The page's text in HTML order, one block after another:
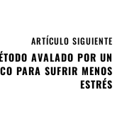
ARTÍCULO SIGUIENTE
AVALADO POR UN
PARA SUFRIR MENOS
ESTRÉS